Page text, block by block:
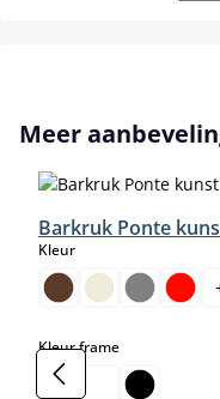
Productgalerij overslaan
Meer
Barkruk Ponte
Kleurselect
Kleur frameselect